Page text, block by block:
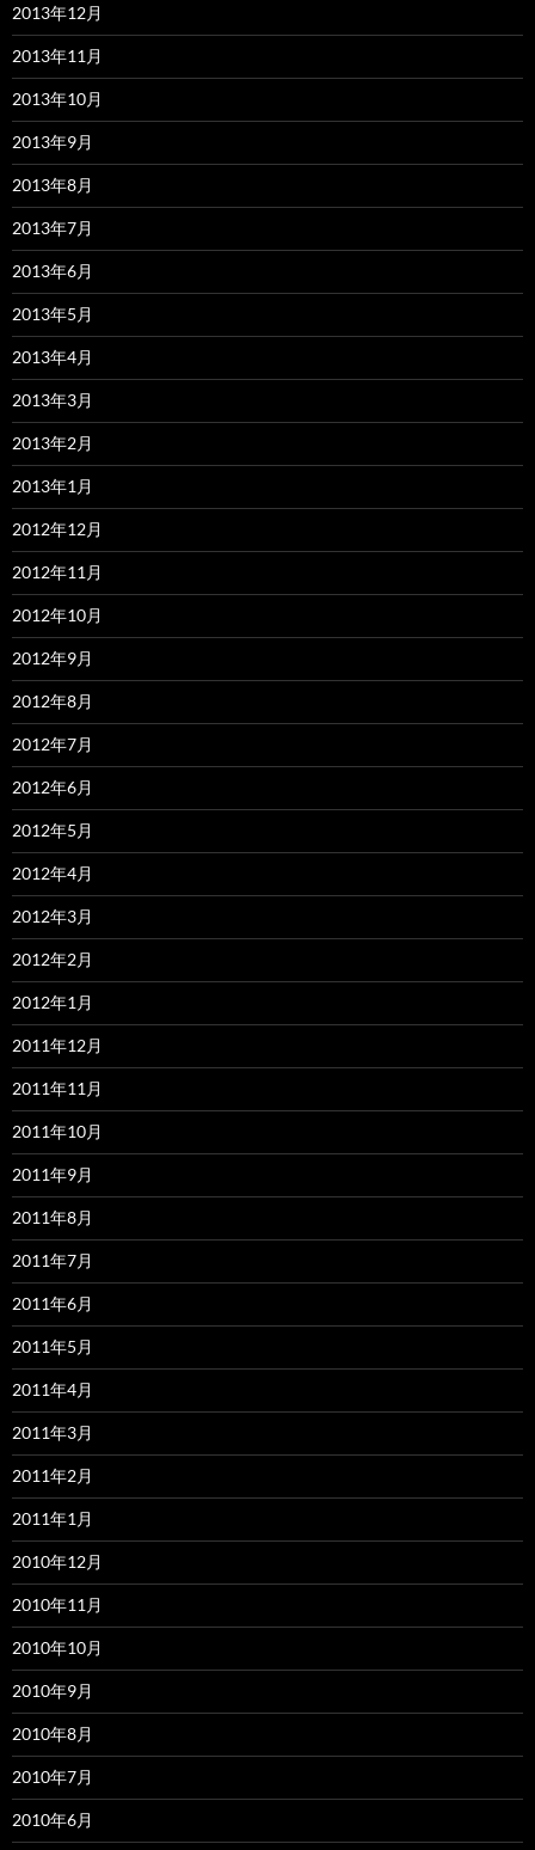
2013年12月
2013年11月
2013年10月
2013年9月
2013年8月
2013年7月
2013年6月
2013年5月
2013年4月
2013年3月
2013年2月
2013年1月
2012年12月
2012年11月
2012年10月
2012年9月
2012年8月
2012年7月
2012年6月
2012年5月
2012年4月
2012年3月
2012年2月
2012年1月
2011年12月
2011年11月
2011年10月
2011年9月
2011年8月
2011年7月
2011年6月
2011年5月
2011年4月
2011年3月
2011年2月
2011年1月
2010年12月
2010年11月
2010年10月
2010年9月
2010年8月
2010年7月
2010年6月